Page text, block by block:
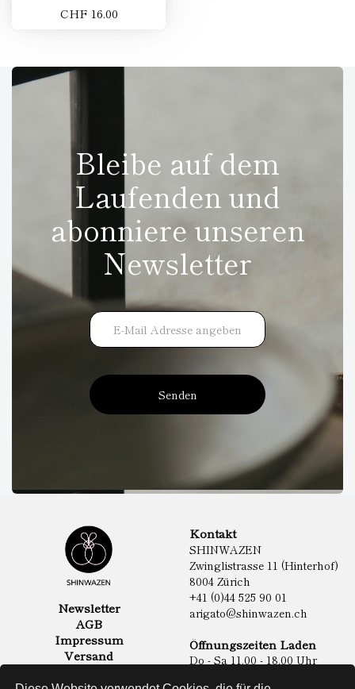
CHF 16.00
Bleibe auf dem
Laufenden und
abonniere unseren
Newsletter
Senden
Newsletter
AGB
Impressum
Versand
Kontakt
SHINWAZEN
Zwinglistrasse 11 (Hinterhof)
8004 Zürich
+41 (0)44 525 90 01
arigato@shinwazen.ch
Öffnungszeiten Laden
Do - Sa 11.00 - 18.00 Uhr